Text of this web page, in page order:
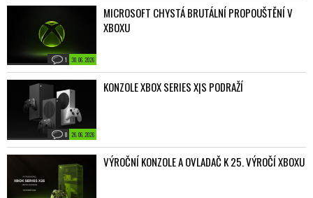
30. 06. 2026
1
MICROSOFT CHYSTÁ BRUTÁLNÍ PROPOUŠTĚNÍ V
XBOXU
26. 06. 2026
0
KONZOLE XBOX SERIES X|S PODRAŽÍ
VÝROČNÍ KONZOLE A OVLADAČ K 25. VÝROČÍ XBOXU